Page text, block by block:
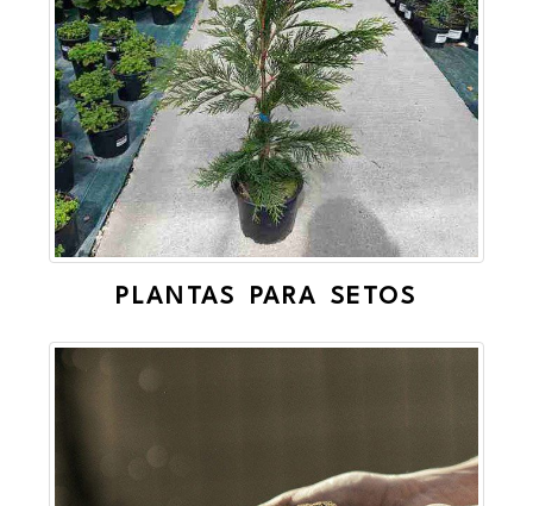
PLANTAS PARA SETOS